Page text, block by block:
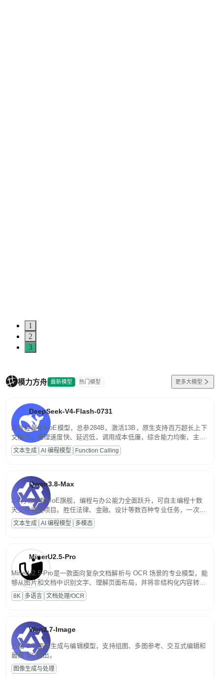
1
2
3
模力方舟 最新模型 热门模型 更多大模型
DeepSeek-V4-Flash-0731
高效轻量化MoE模型，总参284B，激活13B，原生支持百万超长上下
文能力。推理速度快、延迟低、调用成本低廉，综合能力均衡，主打
高并发、轻量化任务，适合日常对话、内容创作、基础 RAG、批量
文案处理等普惠刚需场景。
文本生成 AI 编程模型 Function Calling
Qwen3.8-Max
2.4万亿参数MoE旗舰，编程与办公能力全面跃升，可自主编程十数
天交付完整项目。胜任法律、金融、设计等数百种专业任务，一次对
话端到端交付生产级成果。原生视觉理解贯穿规划、执行与验证全流
程，支持超长文档与长视频的深度语义解析。长程任务中自主规划与
文本生成 AI 编程模型 多模态
MinerU2.5-Pro
MinerU2.5-Pro是一款面向复杂文档解析与 OCR 场景的专业模型，能
够从图片和文档中识别文字、理解页面布局，并将非结构化内容转换
为便于存储、检索和二次处理的结构化结果。
8K 多语言 文档处理/OCR
Wan2.7-Image
万相 2.7 图像生成与编辑模型，支持组图、多图参考、交互式编辑和
最高 2K 输出。
图像生成与处理